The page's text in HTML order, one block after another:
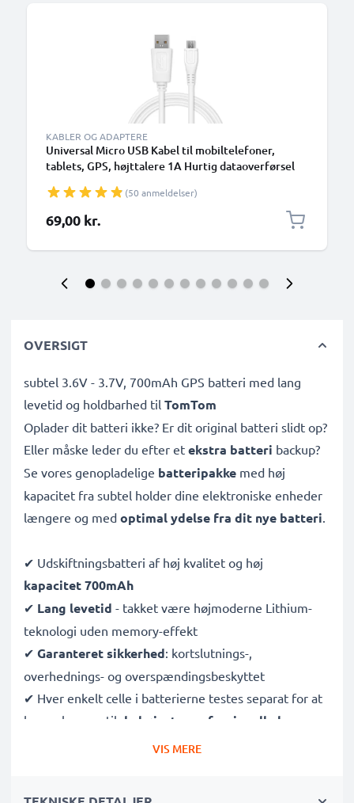
KABLER OG ADAPTERE
Universal Micro USB Kabel til mobiltelefoner,
tablets, GPS, højttalere 1A Hurtig dataoverførsel
(50 anmeldelser)
69,00 kr.
OVERSIGT
subtel 3.6V - 3.7V, 700mAh GPS batteri med lang
levetid og holdbarhed til TomTom
Oplader dit batteri ikke? Er dit original batteri slidt op?
Eller måske leder du efter et ekstra batteri backup?
Se vores genopladelige batteripakke med høj
kapacitet fra subtel holder dine elektroniske enheder
længere og med optimal ydelse fra dit nye batteri.
✔ Udskiftningsbatteri af høj kvalitet og høj
kapacitet 700mAh
✔ Lang levetid - takket være højmoderne Lithium-
teknologi uden memory-effekt
✔ Garanteret sikkerhed: kortslutnings-,
overhednings- og overspændingsbeskyttet
✔ Hver enkelt celle i batterierne testes separat for at
kunne leve op til de højeste professionelle krav
100% kompatibel udskiftning
VIS MERE